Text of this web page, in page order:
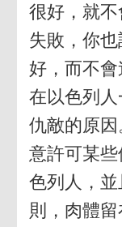
很好，就
失敗，你
好，而不
在以色列
仇敵的原
意許可某
色列人，
則，肉體留